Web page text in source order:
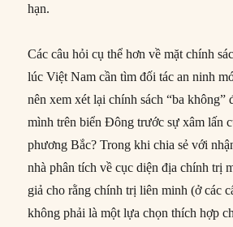
hạn.
Các câu hỏi cụ thể hơn về mặt chính
lúc Việt Nam cần tìm đối tác an ninh
nên xem xét lại chính sách “ba không”
mình trên biển Đông trước sự xâm lấn
phương Bắc? Trong khi chia sẻ với
nhà phân tích về cục diện địa chính trị
giả cho rằng chính trị liên minh (ở các
không phải là một lựa chọn thích hợp